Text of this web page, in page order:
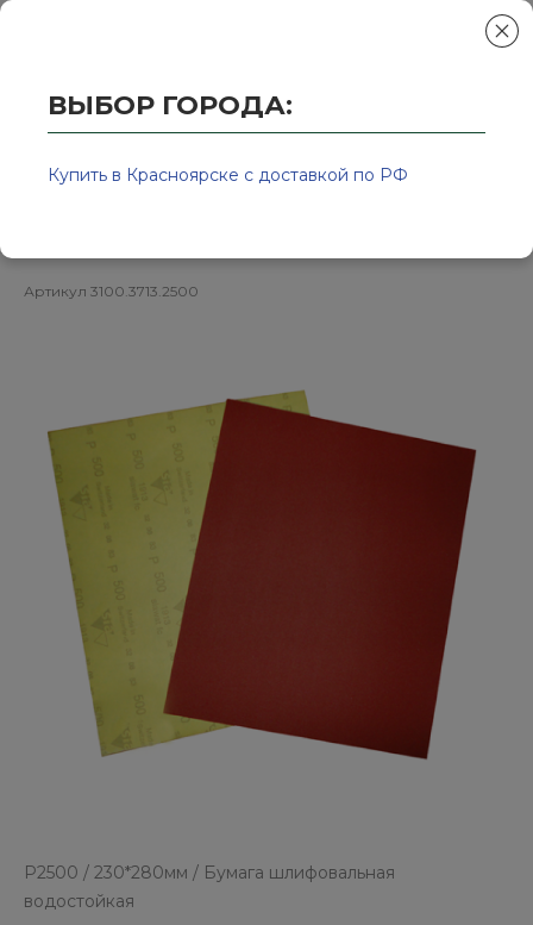
Колор-Авто - магазин лакокрасочной продукции и
Р2500 / 230*280мм / Бумага
Артикул 3100.3713.2500
Р2500 / 230*280мм / Бумага шлифовальная
водостойкая
ВЫБОР ГОРОДА:
Купить в Красноярске с доставкой по РФ